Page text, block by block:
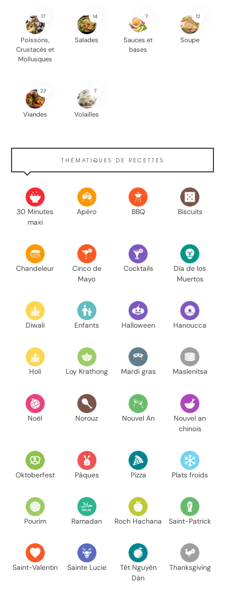
17
Poissons,
Crustacés et
Mollusques
14
Salades
7
Sauces et
bases
12
Soupe
22
Viandes
7
Volailles
THÉMATIQUES DE RECETTES
30 Minutes
maxi
Apéro BBQ Biscuits
Chandeleur
Cinco de
Mayo
Cocktails
Día de los
Muertos
Diwali Enfants Halloween Hanoucca
Holi Loy Krathong Mardi gras Maslenitsa
Noël Norouz Nouvel An
Nouvel an
chinois
Oktoberfest Pâques Pizza Plats froids
Pourim Ramadan Roch Hachana Saint-Patrick
Saint-Valentin Sainte Lucie
Têt Nguyên
Dán
Thanksgiving